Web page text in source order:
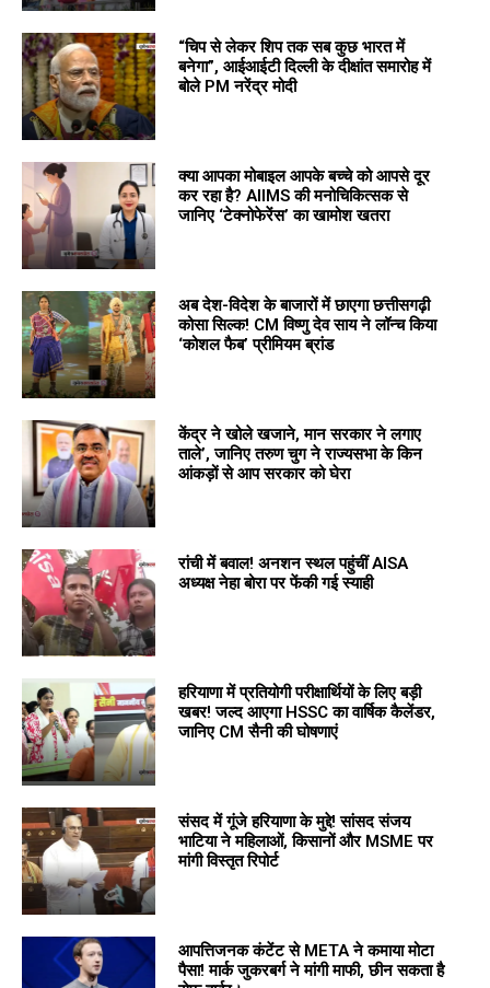
“चिप से लेकर शिप तक सब कुछ भारत में
बनेगा”, आईआईटी दिल्ली के दीक्षांत समारोह में
बोले PM नरेंद्र मोदी
क्या आपका मोबाइल आपके बच्चे को आपसे दूर
कर रहा है? AIIMS की मनोचिकित्सक से
जानिए ‘टेक्नोफेरेंस’ का खामोश खतरा
अब देश-विदेश के बाजारों में छाएगा छत्तीसगढ़ी
कोसा सिल्क! CM विष्णु देव साय ने लॉन्च किया
‘कोशल फैब’ प्रीमियम ब्रांड
केंद्र ने खोले खजाने, मान सरकार ने लगाए
ताले’, जानिए तरुण चुग ने राज्यसभा के किन
आंकड़ों से आप सरकार को घेरा
रांची में बवाल! अनशन स्थल पहुंचीं AISA
अध्यक्ष नेहा बोरा पर फेंकी गई स्याही
हरियाणा में प्रतियोगी परीक्षार्थियों के लिए बड़ी
खबर! जल्द आएगा HSSC का वार्षिक कैलेंडर,
जानिए CM सैनी की घोषणाएं
संसद में गूंजे हरियाणा के मुद्दे! सांसद संजय
भाटिया ने महिलाओं, किसानों और MSME पर
मांगी विस्तृत रिपोर्ट
आपत्तिजनक कंटेंट से META ने कमाया मोटा
पैसा! मार्क जुकरबर्ग ने मांगी माफी, छीन सकता है